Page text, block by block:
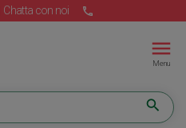
Chatta con noi call
menu
Menu
search